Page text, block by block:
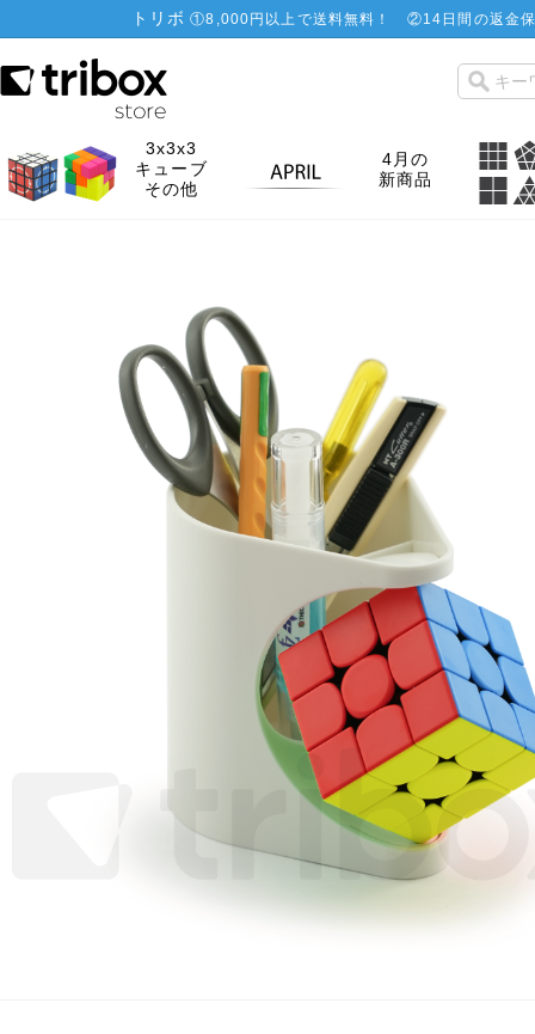
トリボ ①8,000円以上で送料無料！ ②14日間の返金
3x3x3
キューブ
その他
4月の
新商品